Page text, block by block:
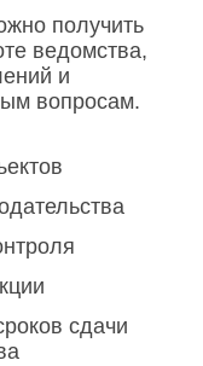
получить
ведомства,
и
вопросам.
сдачи